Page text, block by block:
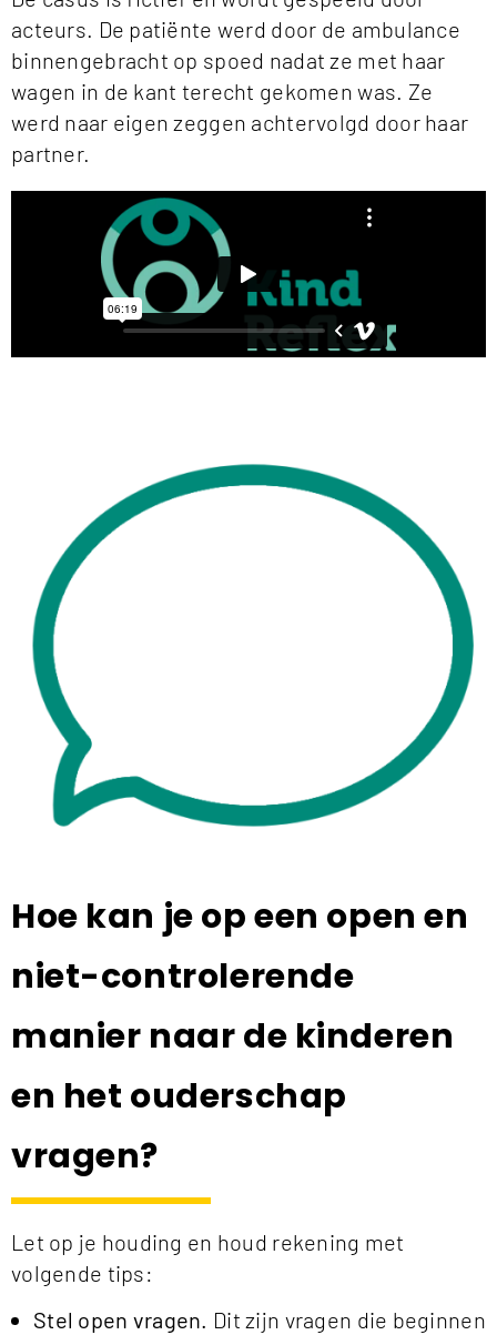
acteurs. De patiënte werd door de ambulance
binnengebracht op spoed nadat ze met haar
wagen in de kant terecht gekomen was. Ze
werd naar eigen zeggen achtervolgd door haar
partner.
Hoe kan je op een open en
niet-controlerende
manier naar de kinderen
en het ouderschap
vragen?
Let op je houding en houd rekening met
volgende tips:
Stel open vragen. Dit zijn vragen die beginnen